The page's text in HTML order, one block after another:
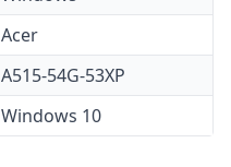
Acer
A515-54G-53XP
Windows 10